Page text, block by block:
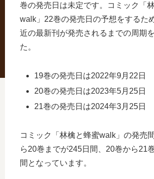
巻の発売日は未定です。コミック「
walk」22巻の発売日の予想をするた
近の最新刊が発売されるまでの周期
た。
19巻の発売日は2022年9月22日
20巻の発売日は2023年5月25日
21巻の発売日は2024年3月25日
コミック「林檎と蜂蜜walk」の発売
ら20巻までが245日間、20巻から21
間となっています。